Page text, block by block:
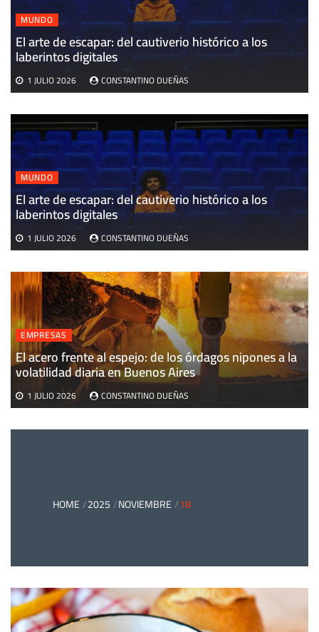
MUNDO
El arte de escapar: del cautiverio histórico a los
laberintos digitales
1 JULIO 2026 CONSTANTINO DUEÑAS
EMPRESAS
El acero frente al espejo: de los órdagos nipones a la
volatilidad diaria en Buenos Aires
1 JULIO 2026 CONSTANTINO DUEÑAS
MUNDO
El arte de escapar: del cautiverio histórico a los
laberintos digitales
1 JULIO 2026 CONSTANTINO DUEÑAS
HOME 2025 NOVIEMBRE 18